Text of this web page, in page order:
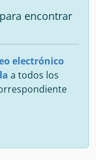
encontrar
electrónico
a todos los